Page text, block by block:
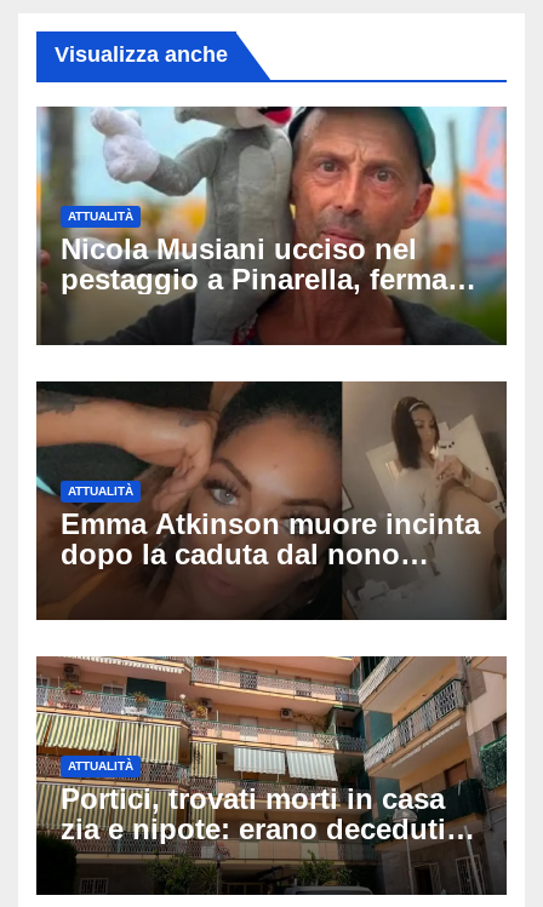
Visualizza anche
ATTUALITÀ
Nicola Musiani ucciso nel
pestaggio a Pinarella, fermati
quattro giovani: la svolta
dopo video, intercettazioni e
ATTUALITÀ
Emma Atkinson muore incinta
dopo la caduta dal nono
piano: la figlia nasce 30
minuti dopo e sta bene
ATTUALITÀ
Portici, trovati morti in casa
zia e nipote: erano deceduti
da giorni, il caldo tra le
ipotesi al vaglio